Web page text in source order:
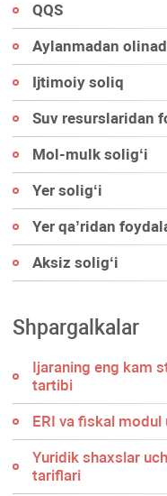
QQS
Aylanmadan
Ijtimoiy soliq
Suv resurslaridan
Mol-mulk soligʻi
Yer soligʻi
Yer qa’ridan
Aksiz soligʻi
Shpargalkalar
Ijaraning eng kam
tartibi
ERI va fiskal
Yuridik shaхslar
tariflari